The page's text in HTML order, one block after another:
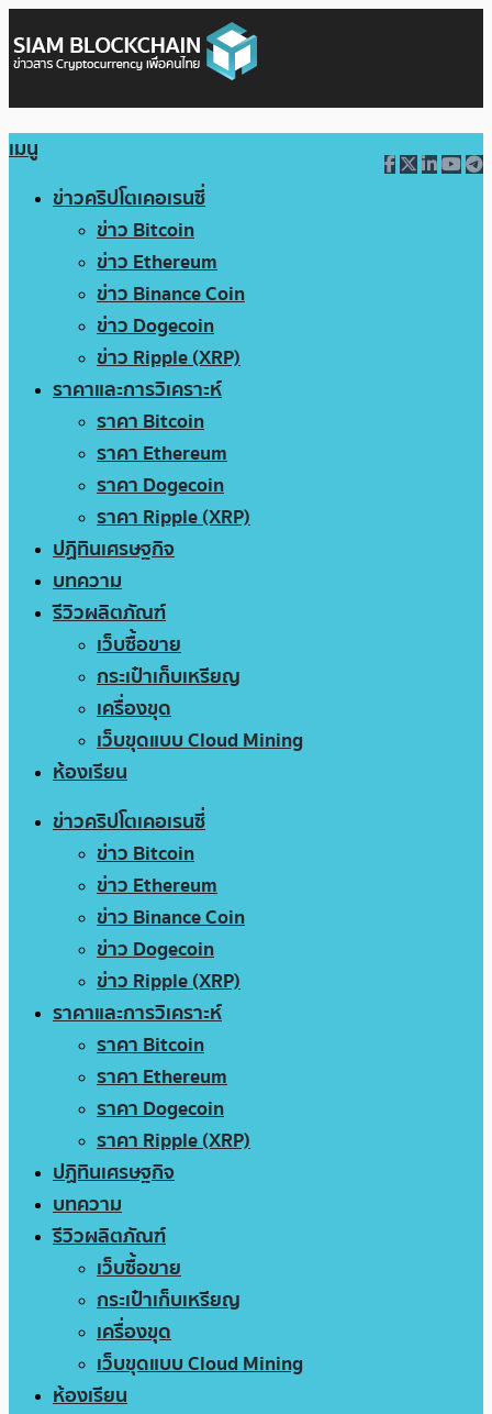
เมนู
ข่าวคริปโตเคอเรนซี่
ข่าว Bitcoin
ข่าว Ethereum
ข่าว Binance Coin
ข่าว Dogecoin
ข่าว Ripple (XRP)
ราคาและการวิเคราะห์
ราคา Bitcoin
ราคา Ethereum
ราคา Dogecoin
ราคา Ripple (XRP)
ปฏิทินเศรษฐกิจ
บทความ
รีวิวผลิตภัณฑ์
เว็บซื้อขาย
กระเป๋าเก็บเหรียญ
เครื่องขุด
เว็บขุดแบบ Cloud Mining
ห้องเรียน
ข่าวคริปโตเคอเรนซี่
ข่าว Bitcoin
ข่าว Ethereum
ข่าว Binance Coin
ข่าว Dogecoin
ข่าว Ripple (XRP)
ราคาและการวิเคราะห์
ราคา Bitcoin
ราคา Ethereum
ราคา Dogecoin
ราคา Ripple (XRP)
ปฏิทินเศรษฐกิจ
บทความ
รีวิวผลิตภัณฑ์
เว็บซื้อขาย
กระเป๋าเก็บเหรียญ
เครื่องขุด
เว็บขุดแบบ Cloud Mining
ห้องเรียน